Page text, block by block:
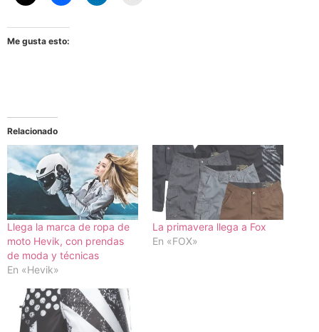
Me gusta esto:
Relacionado
Llega la marca de ropa de
moto Hevik, con prendas
de moda y técnicas
En «Hevik»
La primavera llega a Fox
En «FOX»